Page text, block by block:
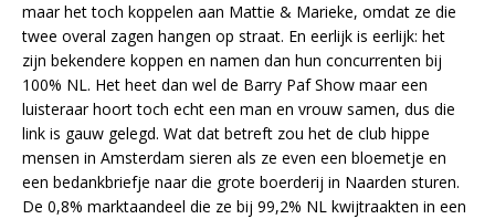
maar het toch koppelen aan Mattie & Marieke, omdat ze die
twee overal zagen hangen op straat. En eerlijk is eerlijk: het
zijn bekendere koppen en namen dan hun concurrenten bij
100% NL. Het heet dan wel de Barry Paf Show maar een
luisteraar hoort toch echt een man en vrouw samen, dus die
link is gauw gelegd. Wat dat betreft zou het de club hippe
mensen in Amsterdam sieren als ze even een bloemetje en
een bedankbriefje naar die grote boerderij in Naarden sturen.
De 0,8% marktaandeel die ze bij 99,2% NL kwijtraakten in een